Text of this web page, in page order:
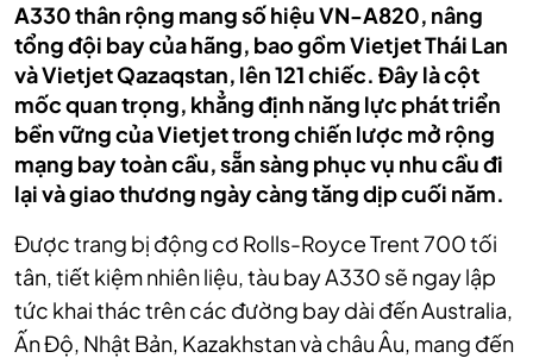
A330 thân rộng mang số hiệu VN-A820, nâng
tổng đội bay của hãng, bao gồm Vietjet Thái Lan
và Vietjet Qazaqstan, lên 121 chiếc. Đây là cột
mốc quan trọng, khẳng định năng lực phát triển
bền vững của Vietjet trong chiến lược mở rộng
mạng bay toàn cầu, sẵn sàng phục vụ nhu cầu đi
lại và giao thương ngày càng tăng dịp cuối năm.
Được trang bị động cơ Rolls-Royce Trent 700 tối
tân, tiết kiệm nhiên liệu, tàu bay A330 sẽ ngay lập
tức khai thác trên các đường bay dài đến Australia,
Ấn Độ, Nhật Bản, Kazakhstan và châu Âu, mang đến